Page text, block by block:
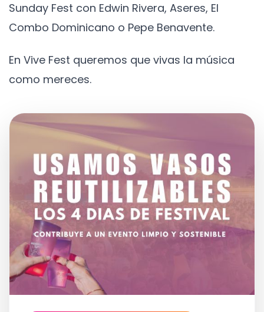
Sunday Fest con Edwin Rivera, Aseres, El
Combo Dominicano o Pepe Benavente.
En Vive Fest queremos que vivas la música
como mereces.